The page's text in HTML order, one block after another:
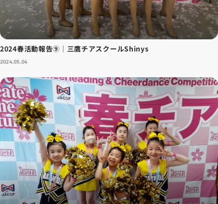
2024春活動報告⑨｜三鷹チアスクールShinys
2024.05.04